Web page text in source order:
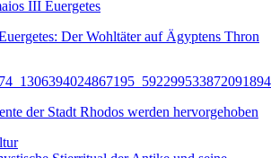
Der Wohltäter auf Ägyptens Thron
der Stadt Rhodos werden hervorgehoben